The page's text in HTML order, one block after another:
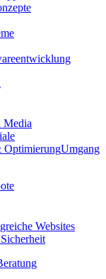
Media
OptimierungUmgang
Websites